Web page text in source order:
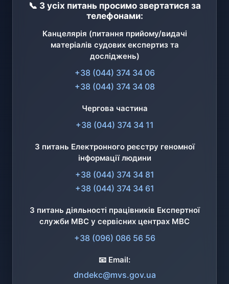
📞 З усіх питань просимо звертатися за
телефонами:
Канцелярія (питання прийому/видачі
матеріалів судових експертиз та
досліджень)
+38 (044) 374 34 06
+38 (044) 374 34 08
Чергова частина
+38 (044) 374 34 11
З питань Електронного реєстру геномної
інформації людини
+38 (044) 374 34 81
+38 (044) 374 34 61
З питань діяльності працівників Експертної
служби МВС у сервісних центрах МВС
+38 (096) 086 56 56
📧 Email:
dndekc@mvs.gov.ua